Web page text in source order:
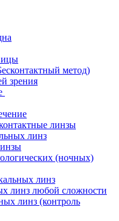
метод)
зрения
линзы
линз
(ночных)
линз
линз любой сложности
линз (контроль